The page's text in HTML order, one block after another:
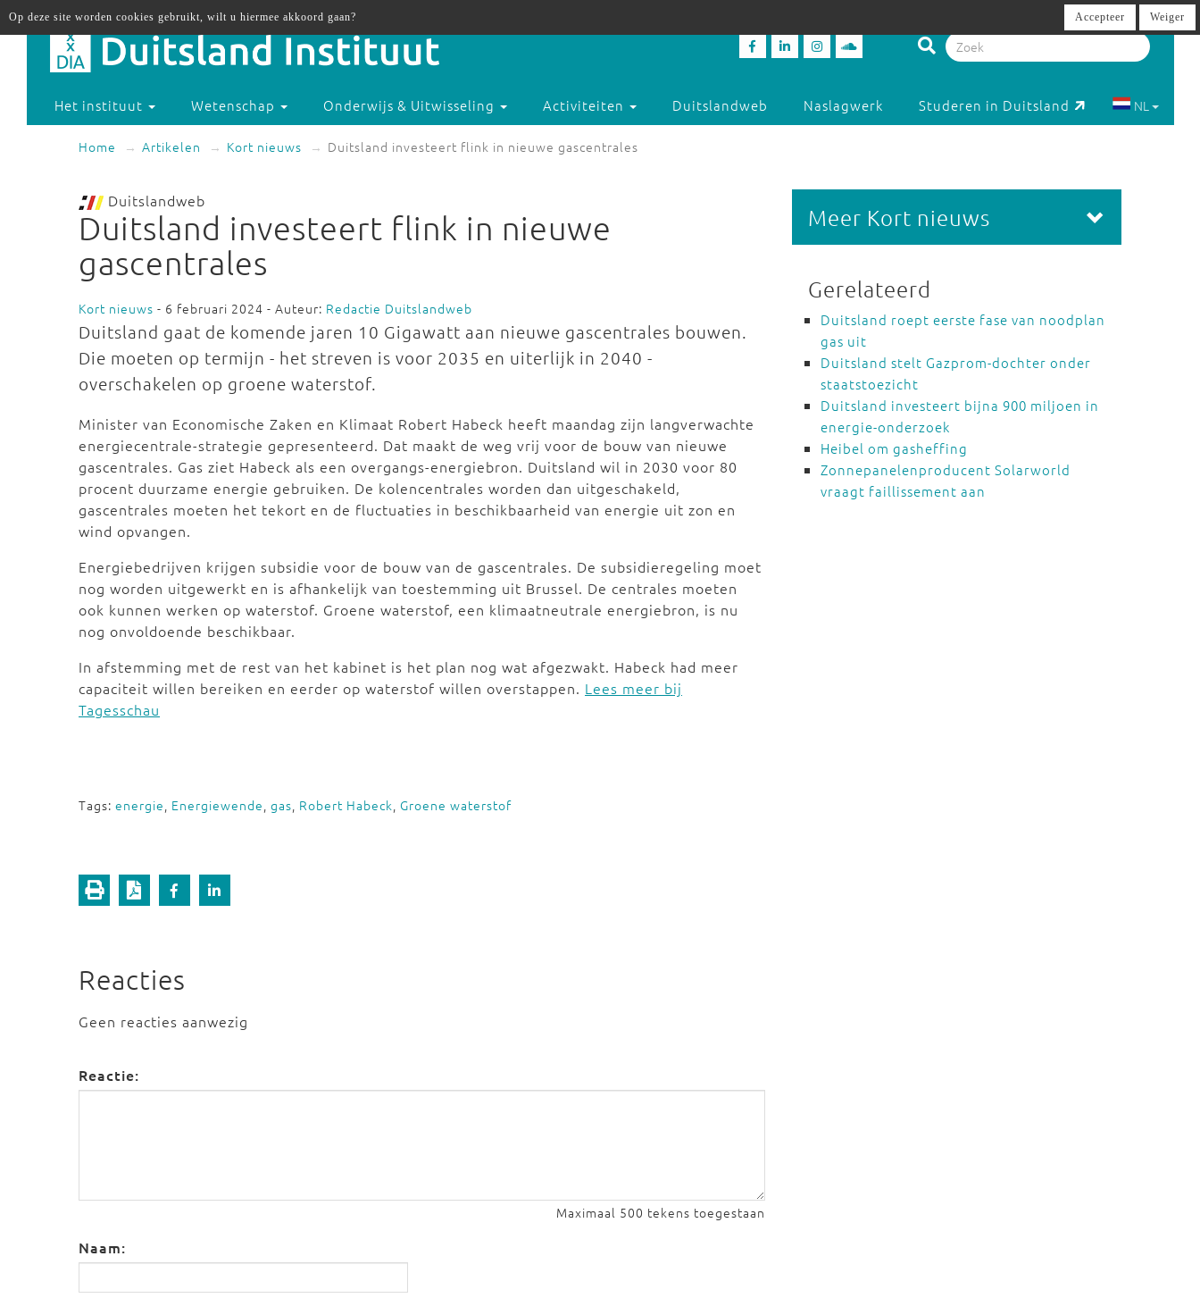
Het instituut Wetenschap Onderwijs & Uitwisseling Activiteiten Duitslandweb Naslagwerk Studeren in Duitsland NL
Home Artikelen Kort nieuws Duitsland investeert flink in nieuwe gascentrales
Duitslandweb
Duitsland investeert flink in nieuwe
gascentrales
Kort nieuws - 6 februari 2024 - Auteur: Redactie Duitslandweb
Duitsland gaat de komende jaren 10 Gigawatt aan nieuwe gascentrales bouwen.
Die moeten op termijn - het streven is voor 2035 en uiterlijk in 2040 -
overschakelen op groene waterstof.
Minister van Economische Zaken en Klimaat Robert Habeck heeft maandag zijn langverwachte
energiecentrale-strategie gepresenteerd. Dat maakt de weg vrij voor de bouw van nieuwe
gascentrales. Gas ziet Habeck als een overgangs-energiebron. Duitsland wil in 2030 voor 80
procent duurzame energie gebruiken. De kolencentrales worden dan uitgeschakeld,
gascentrales moeten het tekort en de fluctuaties in beschikbaarheid van energie uit zon en
wind opvangen.
Energiebedrijven krijgen subsidie voor de bouw van de gascentrales. De subsidieregeling moet
nog worden uitgewerkt en is afhankelijk van toestemming uit Brussel. De centrales moeten
ook kunnen werken op waterstof. Groene waterstof, een klimaatneutrale energiebron, is nu
nog onvoldoende beschikbaar.
In afstemming met de rest van het kabinet is het plan nog wat afgezwakt. Habeck had meer
capaciteit willen bereiken en eerder op waterstof willen overstappen. Lees meer bij
Tagesschau
Tags: energie, Energiewende, gas, Robert Habeck, Groene waterstof
Reacties
Geen reacties aanwezig
Reactie:
Maximaal 500 tekens toegestaan
Naam:
Meer Kort nieuws
Gerelateerd
Duitsland roept eerste fase van noodplan
gas uit
Duitsland stelt Gazprom-dochter onder
staatstoezicht
Duitsland investeert bijna 900 miljoen in
energie-onderzoek
Heibel om gasheffing
Zonnepanelenproducent Solarworld
vraagt faillissement aan
Op deze site worden cookies gebruikt, wilt u hiermee akkoord gaan? Accepteer Weiger